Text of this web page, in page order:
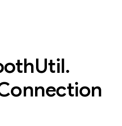
Util.